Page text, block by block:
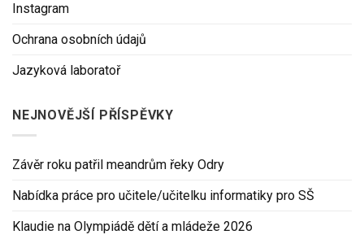
Instagram
Ochrana osobních údajů
Jazyková laboratoř
NEJNOVĚJŠÍ PŘÍSPĚVKY
Závěr roku patřil meandrům řeky Odry
Nabídka práce pro učitele/učitelku informatiky pro SŠ
Klaudie na Olympiádě dětí a mládeže 2026